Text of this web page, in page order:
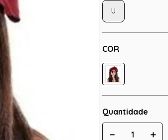
COR
U
Quantidade
＋
－